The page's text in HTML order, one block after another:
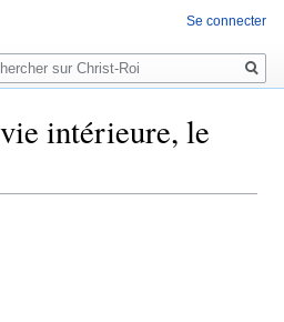
intérieure, le
Se connecter